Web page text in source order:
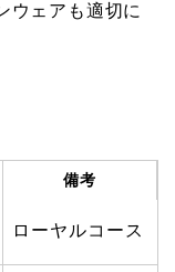
ウェアも適切に
備考
ローヤルコース